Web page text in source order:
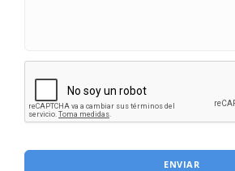
ENVIAR